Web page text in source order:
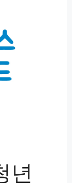
년